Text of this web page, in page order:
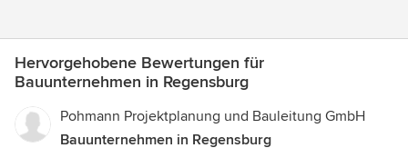
Hervorgehobene Bewertungen für
Bauunternehmen in Regensburg
Pohmann Projektplanung und Bauleitung GmbH
Bauunternehmen in Regensburg